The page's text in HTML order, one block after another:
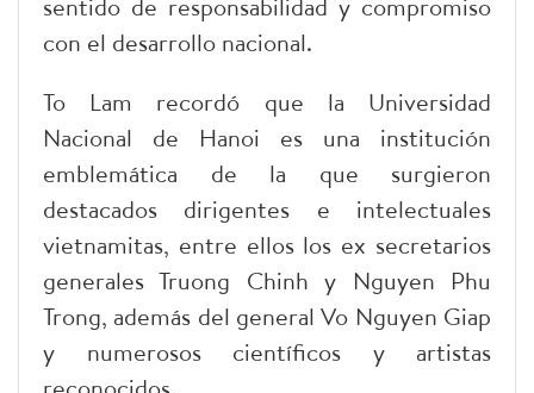
sentido de responsabilidad y compromiso
con el desarrollo nacional.
To Lam recordó que la Universidad
Nacional de Hanoi es una institución
emblemática de la que surgieron
destacados dirigentes e intelectuales
vietnamitas, entre ellos los ex secretarios
generales Truong Chinh y Nguyen Phu
Trong, además del general Vo Nguyen Giap
y numerosos científicos y artistas